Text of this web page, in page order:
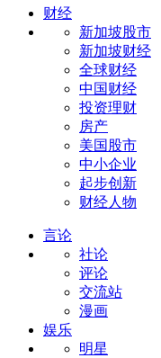
财经
新加坡股市
新加坡财经
全球财经
中国财经
投资理财
房产
美国股市
中小企业
起步创新
财经人物
言论
社论
评论
交流站
漫画
娱乐
明星